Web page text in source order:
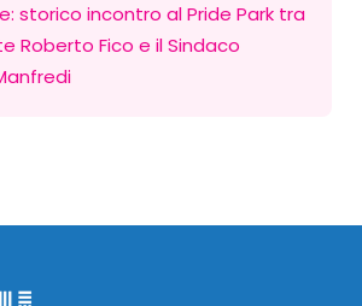
storico incontro al Pride Park tra
Roberto Fico e il Sindaco